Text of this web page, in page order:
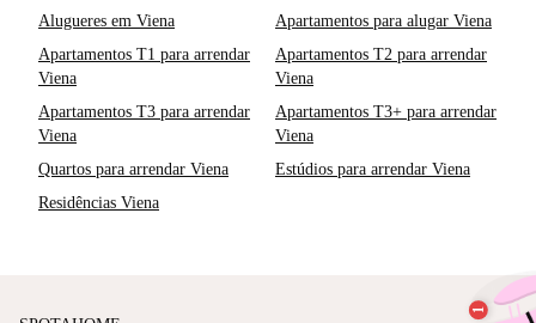
Alugueres em Viena
Apartamentos para alugar Viena
Apartamentos T1 para arrendar
Viena
Apartamentos T2 para arrendar
Viena
Apartamentos T3 para arrendar
Viena
Apartamentos T3+ para arrendar
Viena
Quartos para arrendar Viena
Estúdios para arrendar Viena
Residências Viena